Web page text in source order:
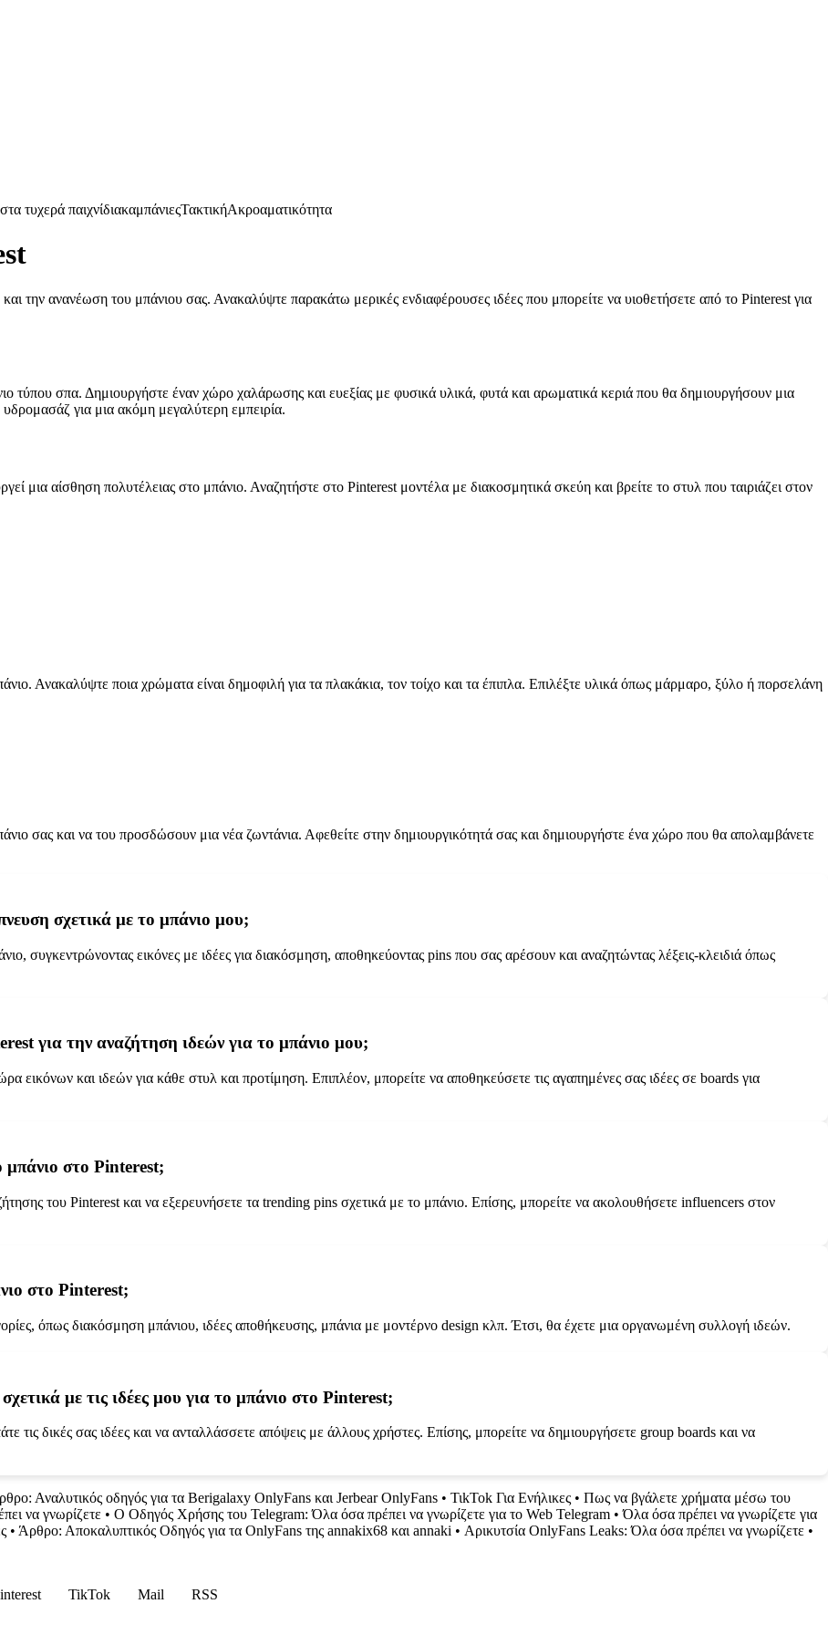
τυχερά παιχνίδιακαμπάνιεςΤακτικήΑκροαματικότητα
την ανανέωση του μπάνιου σας. Ανακαλύψτε παρακάτω μερικές ενδιαφέρουσες ιδέες που μπορείτε να υιοθετήσετε από το Pinterest για
τύπου σπα. Δημιουργήστε έναν χώρο χαλάρωσης και ευεξίας με φυσικά υλικά, φυτά και αρωματικά κεριά που θα δημιουργήσουν μια
για μια ακόμη μεγαλύτερη εμπειρία.
μια αίσθηση πολυτέλειας στο μπάνιο. Αναζητήστε στο Pinterest μοντέλα με διακοσμητικά σκεύη και βρείτε το στυλ που ταιριάζει στον
Ανακαλύψτε ποια χρώματα είναι δημοφιλή για τα πλακάκια, τον τοίχο και τα έπιπλα. Επιλέξτε υλικά όπως μάρμαρο, ξύλο ή πορσελάνη
σας και να του προσδώσουν μια νέα ζωντάνια. Αφεθείτε στην δημιουργικότητά σας και δημιουργήστε ένα χώρο που θα απολαμβάνετε
σχετικά με το μπάνιο μου;
συγκεντρώνοντας εικόνες με ιδέες για διακόσμηση, αποθηκεύοντας pins που σας αρέσουν και αναζητώντας λέξεις-κλειδιά όπως
για την αναζήτηση ιδεών για το μπάνιο μου;
εικόνων και ιδεών για κάθε στυλ και προτίμηση. Επιπλέον, μπορείτε να αποθηκεύσετε τις αγαπημένες σας ιδέες σε boards για
μπάνιο στο Pinterest;
του Pinterest και να εξερευνήσετε τα trending pins σχετικά με το μπάνιο. Επίσης, μπορείτε να ακολουθήσετε influencers στον
στο Pinterest;
όπως διακόσμηση μπάνιου, ιδέες αποθήκευσης, μπάνια με μοντέρνο design κλπ. Έτσι, θα έχετε μια οργανωμένη συλλογή ιδεών.
με τις ιδέες μου για το μπάνιο στο Pinterest;
τις δικές σας ιδέες και να ανταλλάσσετε απόψεις με άλλους χρήστες. Επίσης, μπορείτε να δημιουργήσετε group boards και να
Αναλυτικός οδηγός για τα Berigalaxy OnlyFans και Jerbear OnlyFans • ΤιkTok Για Ενήλικες • Πως να βγάλετε χρήματα μέσω του
να γνωρίζετε • Ο Οδηγός Χρήσης του Telegram: Όλα όσα πρέπει να γνωρίζετε για το Web Telegram •Όλα όσα πρέπει να γνωρίζετε για
• Άρθρο: Αποκαλυπτικός Οδηγός για τα OnlyFans της annakix68 και annaki • Αρικυτσία OnlyFans Leaks: Όλα όσα πρέπει να γνωρίζετε •
TikTok Mail
RSS